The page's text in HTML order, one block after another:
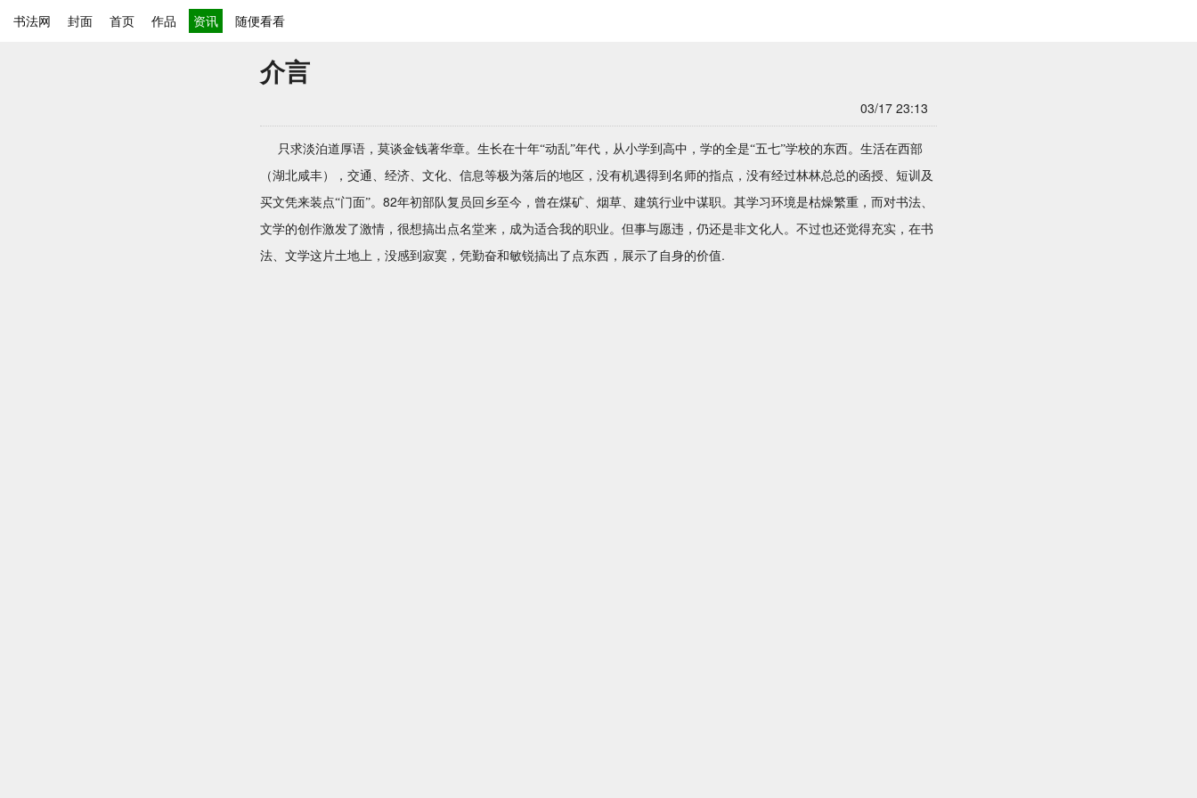
书法网 封面 首页 作品 资讯 随便看看
介言
03/17 23:13
只求淡泊道厚语，莫谈金钱著华章。生长在十年“动乱”年代，从小学到高中，学的全是“五七”学校的东西。生活在西部
（湖北咸丰），交通、经济、文化、信息等极为落后的地区，没有机遇得到名师的指点，没有经过林林总总的函授、短训及
买文凭来装点“门面”。 82年初部队复员回乡至今，曾在煤矿、烟草、建筑行业中谋职。其学习环境是枯燥繁重，而对书法、
文学的创作激发了激情，很想搞出点名堂来，成为适合我的职业。但事与愿违，仍还是非文化人。不过也还觉得充实，在书
法、文学这片土地上，没感到寂寞，凭勤奋和敏锐搞出了点东西，展示了自身的价值.